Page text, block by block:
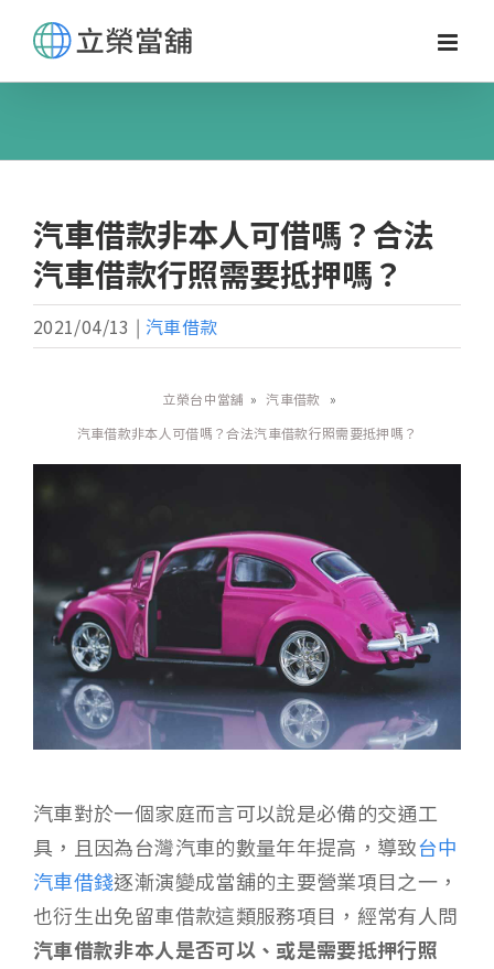
content
汽車借款非本人可借嗎？合法
汽車借款行照需要抵押嗎？
2021/04/13 | 汽車借款
立榮台中當舖 » 汽車借款
»
汽車借款非本人可借嗎？合法汽車借款行照需要抵押嗎？
汽車對於一個家庭而言可以說是必備的交通工
具，且因為台灣汽車的數量年年提高，導致台中
汽車借錢逐漸演變成當舖的主要營業項目之一，
也衍生出免留車借款這類服務項目，經常有人問
汽車借款非本人是否可以、或是需要抵押行照